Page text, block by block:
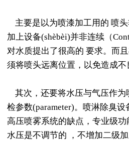
主要是以为喷漆加工用的 喷头
加上设备(shèbèi)并非连续（
对水质提出了很高的 要求。而
须将喷头远离位置，以免造成不
其次，还要将水压与气压作为
检参数(parameter)。喷淋除臭
高压喷雾系统的缺点，专业级功
水压是不调节的 ，不增加二级